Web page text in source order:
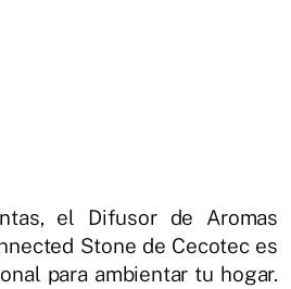
el Difusor de Aromas
Stone de Cecotec es
para ambientar tu hogar.